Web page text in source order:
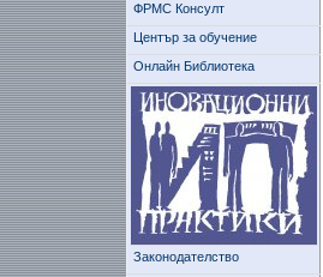
ФРМС Консулт
Център за обучение
Онлайн Библиотека
Законодателство